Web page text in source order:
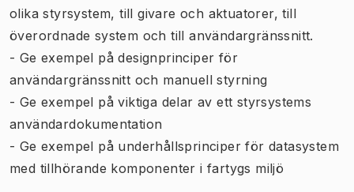
olika styrsystem, till givare och aktuatorer, till
överordnade system och till användargränssnitt.
- Ge exempel på designprinciper för
användargränssnitt och manuell styrning
- Ge exempel på viktiga delar av ett styrsystems
användardokumentation
- Ge exempel på underhållsprinciper för datasystem
med tillhörande komponenter i fartygs miljö